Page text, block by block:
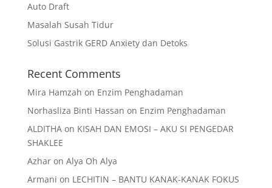
Auto Draft
Masalah Susah Tidur
Solusi Gastrik GERD Anxiety dan Detoks
Recent Comments
Mira Hamzah on Enzim Penghadaman
Norhasliza Binti Hassan on Enzim Penghadaman
ALDITHAon KISAH DAN EMOSI – AKU SI PENGEDAR
SHAKLEE
Azharon Alya Oh Alya
Armani on LECHITIN – BANTU KANAK-KANAK FOKUS